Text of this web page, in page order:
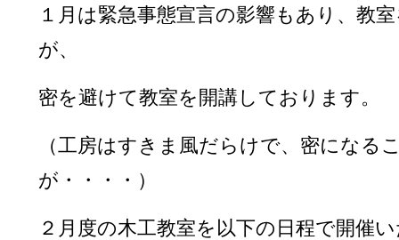
１月は緊急事態宣言の影響もあり、教
が、
密を避けて教室を開講しております。
（工房はすきま風だらけで、密になる
が・・・・）
２月度の木工教室を以下の日程で開催